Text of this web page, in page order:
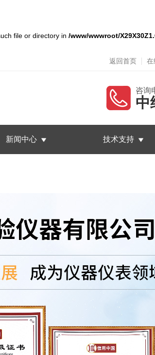
file or directory in /www/wwwroot/
返回首页 在
咨询
中
新闻中心 技术支持